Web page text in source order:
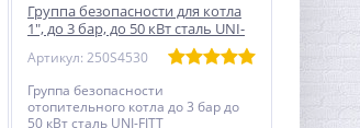
Группа безопасности для котла
1", до 3 бар, до 50 кВт сталь UNI-
Артикул: 250S4530
Группа безопасности
отопительного котла до 3 бар до
50 кВт сталь UNI-FITT